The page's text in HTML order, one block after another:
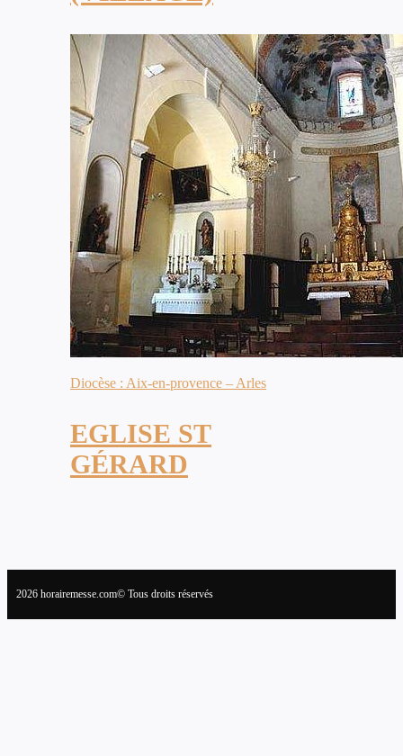
Diocèse : Aix-en-provence – Arles
EGLISE ST
GÉRARD
2026 horairemesse.com© Tous droits réservés